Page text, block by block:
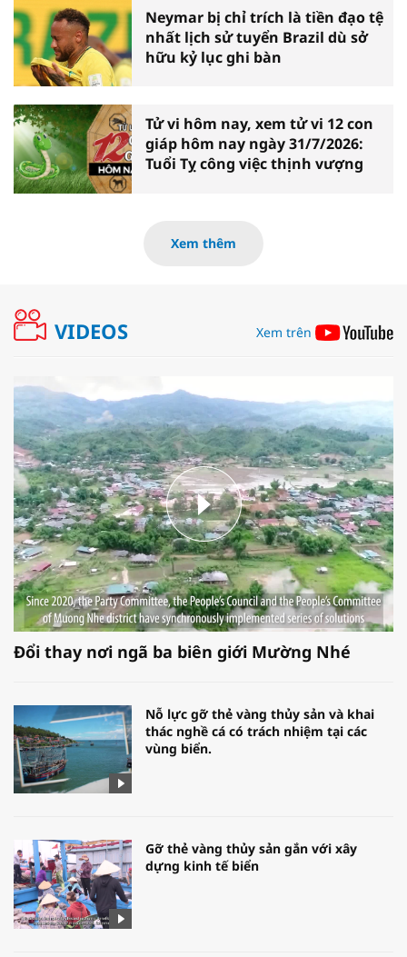
Neymar bị chỉ trích là tiền đạo tệ
nhất lịch sử tuyển Brazil dù sở
hữu kỷ lục ghi bàn
Tử vi hôm nay, xem tử vi 12 con
giáp hôm nay ngày 31/7/2026:
Tuổi Tỵ công việc thịnh vượng
Xem thêm
VIDEOS Xem trên
Đổi thay nơi ngã ba biên giới Mường Nhé
Nỗ lực gỡ thẻ vàng thủy sản và khai
thác nghề cá có trách nhiệm tại các
vùng biển.
Gỡ thẻ vàng thủy sản gắn với xây
dựng kinh tế biển